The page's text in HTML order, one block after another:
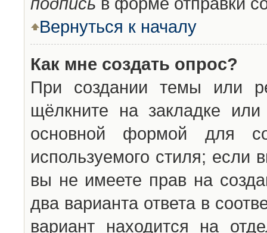
Вернуться к началу
Как мне создать опрос?
При создании темы или
щёлкните на закладке
основной формой для
используемого стиля; если
вы не имеете прав на
два варианта ответа в
вариант находится на